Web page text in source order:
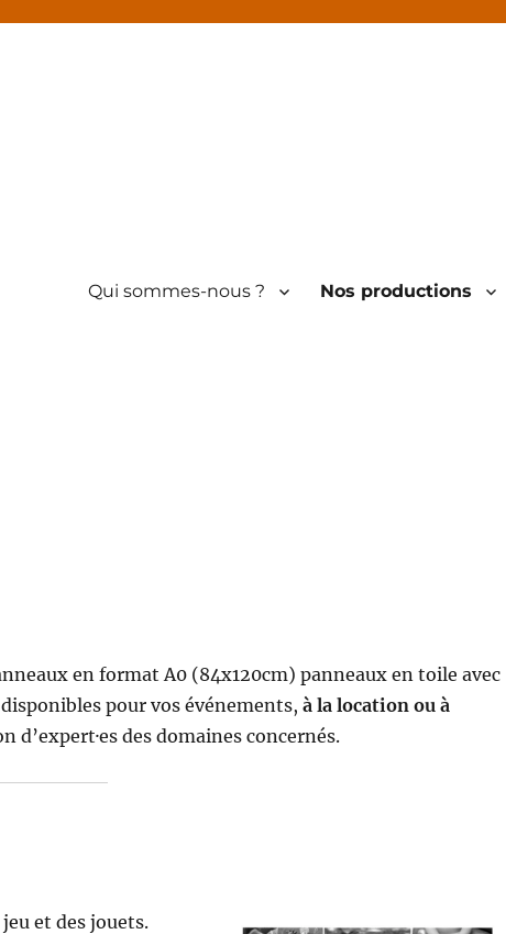
Qui sommes-nous ? Nos productions
en format A0 (84x120cm) panneaux en toile avec
pour vos événements,à la location ou à
d’expert·es des domaines concernés.
et des jouets.